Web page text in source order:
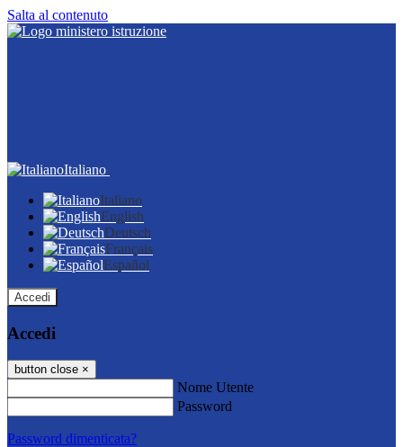
Salta al contenuto
Italiano
Italiano
English
Deutsch
Français
Español
Accedi
Accedi
button close ×
Nome Utente
Password
Password dimenticata?